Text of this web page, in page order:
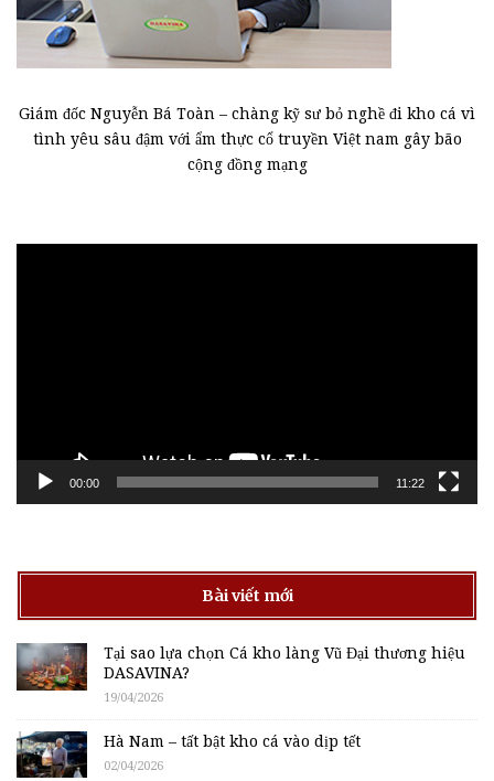
Giám đốc Nguyễn Bá Toàn – chàng kỹ sư bỏ nghề đi kho cá vì
tình yêu sâu đậm với ẩm thực cổ truyền Việt nam gây bão
cộng đồng mạng
00:00 11:22
Bài viết mới
Tại sao lựa chọn Cá kho làng Vũ Đại thương hiệu
DASAVINA?
19/04/2026
Hà Nam – tất bật kho cá vào dịp tết
02/04/2026